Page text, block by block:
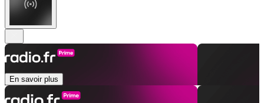
En savoir plus